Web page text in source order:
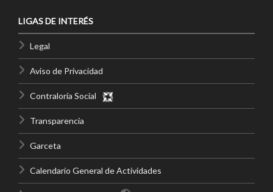
LIGAS DE INTERÉS
Legal
Aviso de Privacidad
Contraloría Social
Transparencia
Garceta
Calendario General de Actividades